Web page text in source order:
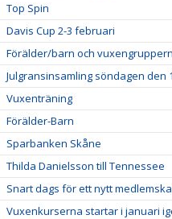
Top Spin
Davis Cup 2-3 februari
Förälder/barn och
Julgransinsamling söndagen den
Vuxenträning
Förälder-Barn
Sparbanken Skåne
Thilda Danielsson till Tennessee
Snart dags för ett nytt
Vuxenkurserna startar i januari